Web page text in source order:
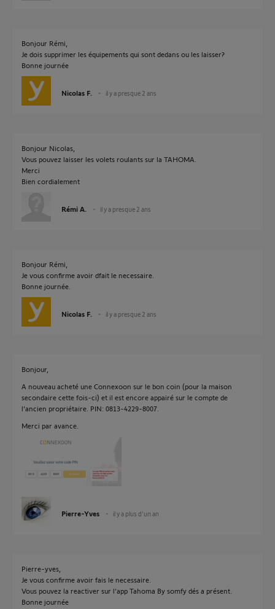
Bonjour Rémi,
Je dois supprimer les équipements qui sont dedans ou les laisser?
Bonne journée
Nicolas F. il y a presque 2 ans
Bonjour Nicolas,
Vous pouvez laisser les volets roulants sur la TAHOMA.
Merci
Bien cordialement
Rémi A. il y a presque 2 ans
Bonjour Rémi,
Je vous confirme avoir dfait le necessaire.
Bonne journée.
Nicolas F. il y a presque 2 ans
Bonjour,
A nouveau acheté une Connexoon sur le bon coin (pour la maison
secondaire cette fois-ci) et il est encore appairé sur le compte de
l'ancien propriétaire. PIN: 0813-4229-8007.
Merci par avance.
Pierre-Yves il y a plus d'un an
Pierre-yves,
Je vous confirme avoir fais le necessaire.
Vous pouvez la reactiver sur l'app Tahoma By somfy dés a présent.
Bonne journée